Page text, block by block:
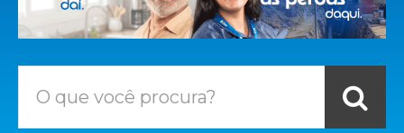
O que você procura?